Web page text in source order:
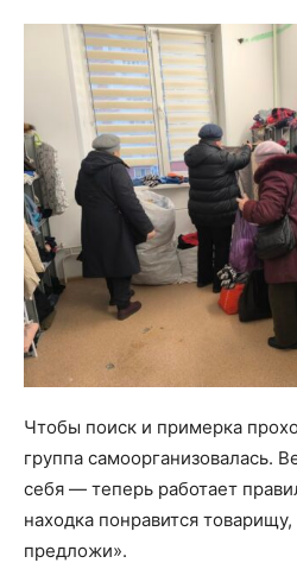
Чтобы поиск и примерка
группа самоорганизовалась.
себя — теперь работает
находка понравится товарищу,
предложи».